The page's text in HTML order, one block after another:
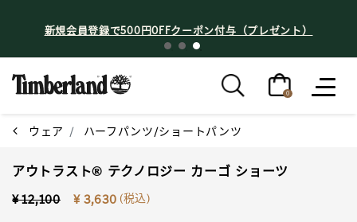
新規会員登録で500円OFFクーポン付与（プレゼント）
0
ウェア ハーフパンツ/ショートパンツ
アウトラスト® テクノロジー カーゴ ショーツ
Price reduced from
¥ 12,100to ¥ 3,630 (税込)